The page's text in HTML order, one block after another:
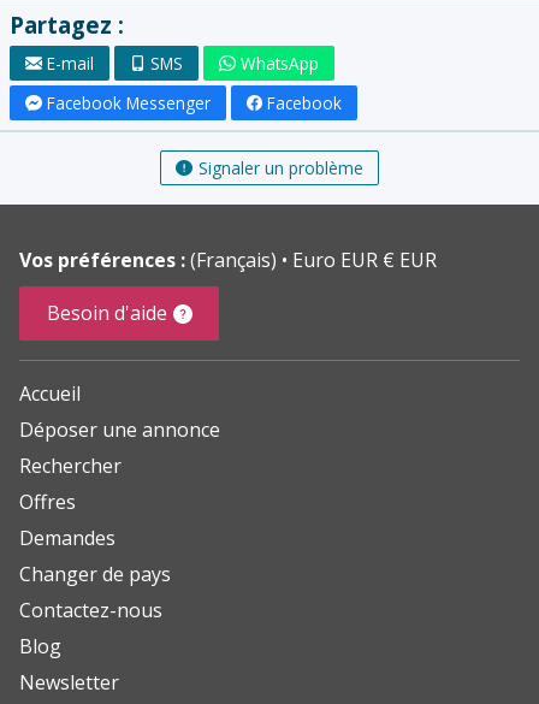
Partagez :
E-mail SMS
WhatsApp
Facebook Messenger
Facebook
Signaler un problème
Vos préférences :(Français)
Euro EUR € EUR
Besoin d'aide
Accueil
Déposer une annonce
Rechercher
Offres
Demandes
Changer de pays
Contactez-nous
Blog
Newsletter